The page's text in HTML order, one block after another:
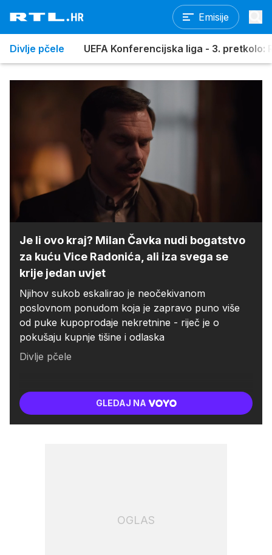
Emisije
Divlje pčele UEFA Konferencijska liga - 3. pretkolo:
zvuk
Loaded
88.14%
Je li ovo kraj? Milan Čavka nudi bogatstvo
za kuću Vice Radonića, ali iza svega se
krije jedan uvjet
Njihov sukob eskalirao je neočekivanom
poslovnom ponudom koja je zapravo puno više
od puke kupoprodaje nekretnine - riječ je o
pokušaju kupnje tišine i odlaska
Divlje pčele
GLEDAJ NA
OGLAS